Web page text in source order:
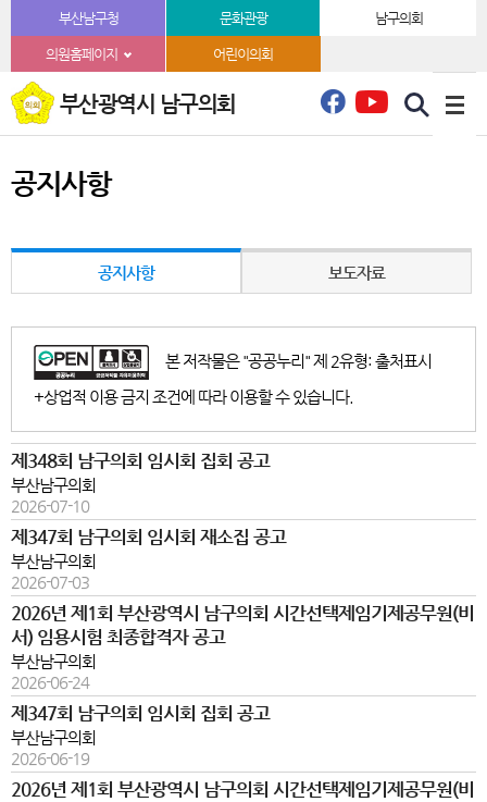
본문바로가기부산남구청 문화관광 남구의회
의원홈페이지 어린이의회
부산광역시 남구의회
공지사항
공지사항 보도자료
본 저작물은 "공공누리" 제 2유형: 출처표시
+상업적 이용 금지 조건에 따라 이용할 수 있습니다.
제348회 남구의회 임시회 집회 공고
부산남구의회
2026-07-10
제347회 남구의회 임시회 재소집 공고
부산남구의회
2026-07-03
2026년 제1회 부산광역시 남구의회 시간선택제임기제공무원(비
서) 임용시험 최종합격자 공고
부산남구의회
2026-06-24
제347회 남구의회 임시회 집회 공고
부산남구의회
2026-06-19
2026년 제1회 부산광역시 남구의회 시간선택제임기제공무원(비